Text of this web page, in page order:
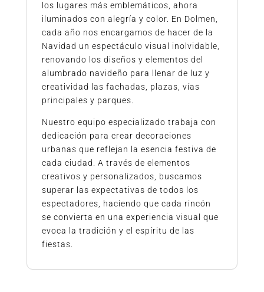
los lugares más emblemáticos, ahora
iluminados con alegría y color. En Dolmen,
cada año nos encargamos de hacer de la
Navidad un espectáculo visual inolvidable,
renovando los diseños y elementos del
alumbrado navideño para llenar de luz y
creatividad las fachadas, plazas, vías
principales y parques.
Nuestro equipo especializado trabaja con
dedicación para crear decoraciones
urbanas que reflejan la esencia festiva de
cada ciudad. A través de elementos
creativos y personalizados, buscamos
superar las expectativas de todos los
espectadores, haciendo que cada rincón
se convierta en una experiencia visual que
evoca la tradición y el espíritu de las
fiestas.